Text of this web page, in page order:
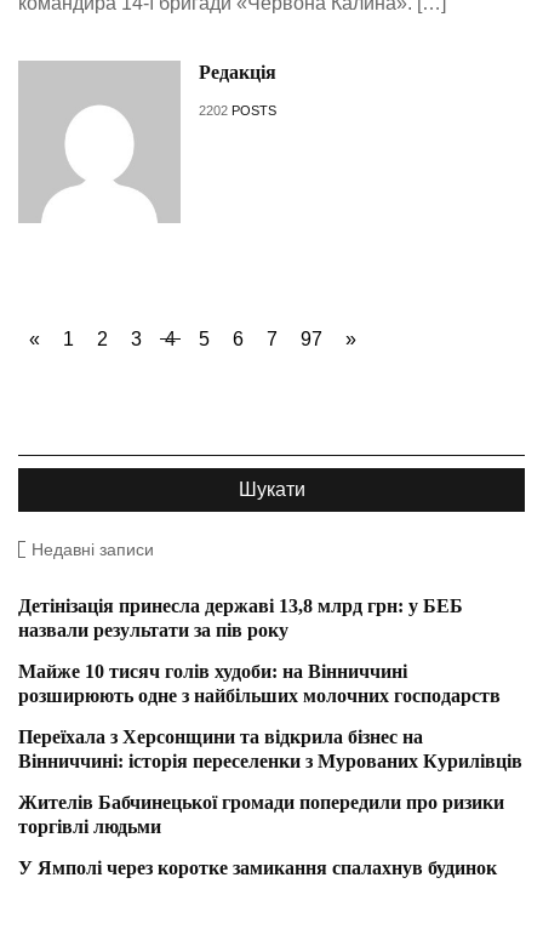
Редакція
2202 POSTS
« 1 2 3 4 5 6 7 97 »
Недавні записи
Детінізація принесла державі 13,8 млрд грн: у БЕБ
назвали результати за пів року
Майже 10 тисяч голів худоби: на Вінниччині
розширюють одне з найбільших молочних господарств
Переїхала з Херсонщини та відкрила бізнес на
Вінниччині: історія переселенки з Мурованих Курилівців
Жителів Бабчинецької громади попередили про ризики
торгівлі людьми
У Ямполі через коротке замикання спалахнув будинок